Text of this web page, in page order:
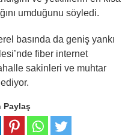
umduğunu söyledi.
basında da geniş yankı
fiber internet
sakinleri ve muhtar
Paylaş